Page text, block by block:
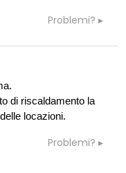
Problemi?
di riscaldamento la
locazioni.
Problemi?